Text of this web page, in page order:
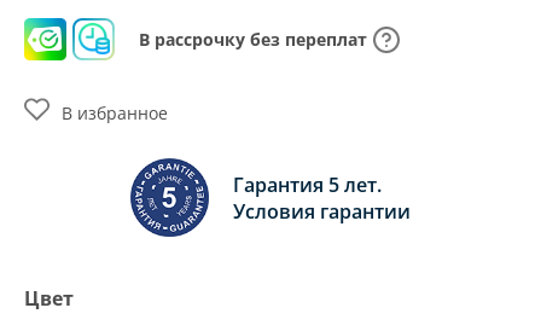
В рассрочку без переплат
Гарантия 5 лет.
Условия гарантии
В избранное
Цвет